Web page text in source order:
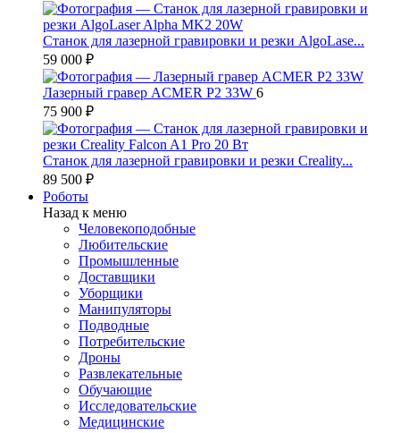
Станок для лазерной гравировки и резки AlgoLase...
59 000 ₽
Лазерный гравер ACMER P2 33W 6
75 900 ₽
Станок для лазерной гравировки и резки Creality...
89 500 ₽
Роботы
Назад к меню
Человекоподобные
Любительские
Промышленные
Доставщики
Уборщики
Манипуляторы
Подводные
Потребительские
Дроны
Развлекательные
Обучающие
Исследовательские
Медицинские